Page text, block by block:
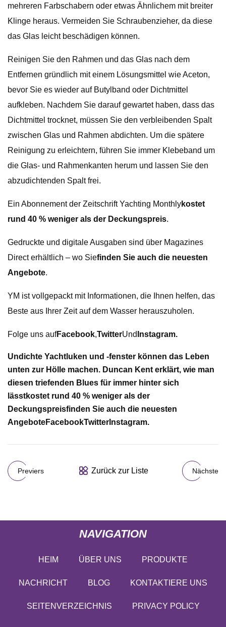
mehreren Farbschabern oder etwas Ähnlichem mit breiter
Klinge heraus. Vermeiden Sie Schraubenzieher, da diese
das Glas leicht beschädigen können.
Reinigen Sie den Rahmen und das Glas nach dem
Entfernen gründlich mit einem Lösungsmittel wie Aceton,
bevor Sie es wieder auf Butylband oder Dichtmittel
aufkleben. Nachdem Sie darauf gewartet haben, dass das
Dichtmittel trocknet, müssen Sie den verbleibenden Spalt
zwischen Glas und Rahmen abdichten. Um die spätere
Reinigung zu erleichtern, führen Sie immer Klebeband um
die Glas- und Rahmenkanten herum und lassen Sie den
abzudichtenden Spalt frei.
Ein Abonnement der Zeitschrift Yachting Monthlykostet
rund 40 % weniger als der Deckungspreis.
Gedruckte und digitale Ausgaben sind über Magazines
Direct erhältlich – wo Siefinden Sie auch die neuesten
Angebote.
YM ist vollgepackt mit Informationen, die Ihnen helfen, das
Beste aus Ihrer Zeit auf dem Wasser herauszuholen.
Folge uns aufFacebook,TwitterUnd Instagram.
Undichte Yachtluken und -fenster können das Leben
unten zur Hölle machen. Duncan Kent erklärt, wie man
diesen triefenden Blues für immer hinter sich
lässtkostet rund 40 % weniger als der
Deckungspreisfinden Sie auch die neuesten
AngeboteFacebookTwitter Instagram.
Previers Zurück zur Liste Nächste
NAVIGATION
HEIM ÜBER UNS PRODUKTE
NACHRICHT BLOG KONTAKTIERE UNS
SEITENVERZEICHNIS PRIVACY POLICY